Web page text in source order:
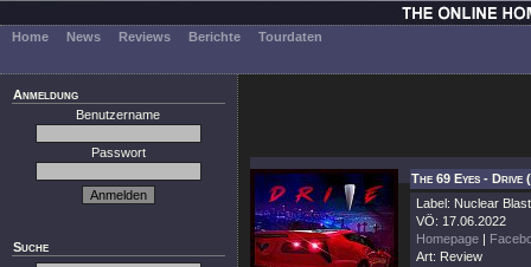
Home News Reviews Berichte Tourdaten
Anmeldung
Benutzername
Passwort
Suche
The 69 Eyes - Drive
Label: Nuclear Blast
VÖ: 17.06.2022
Homepage |
Art: Review